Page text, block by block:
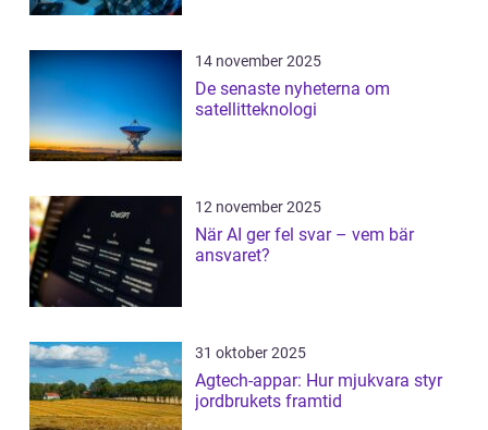
14 november 2025
De senaste nyheterna om
satellitteknologi
12 november 2025
När AI ger fel svar – vem bär
ansvaret?
31 oktober 2025
Agtech-appar: Hur mjukvara styr
jordbrukets framtid